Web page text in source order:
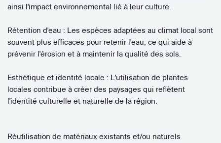
ainsi l'impact environnemental lié à leur culture.
Rétention d'eau : Les espèces adaptées au climat local sont
souvent plus efficaces pour retenir l'eau, ce qui aide à
prévenir l'érosion et à maintenir la qualité des sols.
Esthétique et identité locale : L'utilisation de plantes
locales contribue à créer des paysages qui reflètent
l'identité culturelle et naturelle de la région.
Réutilisation de matériaux existants et/ou naturels